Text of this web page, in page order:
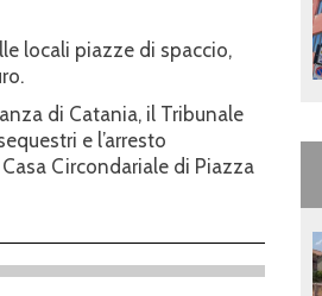
locali piazze di spaccio,
di Catania, il Tribunale
e l’arresto
Circondariale di Piazza